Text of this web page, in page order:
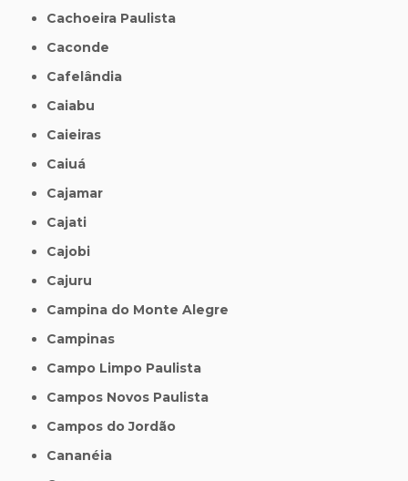
Cachoeira Paulista
Caconde
Cafelândia
Caiabu
Caieiras
Caiuá
Cajamar
Cajati
Cajobi
Cajuru
Campina do Monte Alegre
Campinas
Campo Limpo Paulista
Campos Novos Paulista
Campos do Jordão
Cananéia